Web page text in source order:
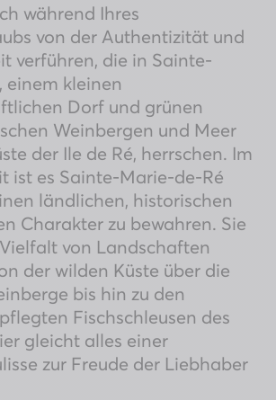
während Ihres
von der Authentizität und
verführen, die in Sainte-
einem kleinen
Dorf und grünen
Weinbergen und Meer
der Ile de Ré, herrschen. Im
ist es Sainte-Marie-de-Ré
ländlichen, historischen
Charakter zu bewahren. Sie
von Landschaften
der wilden Küste über die
bis hin zu den
Fischschleusen des
gleicht alles einer
zur Freude der Liebhaber